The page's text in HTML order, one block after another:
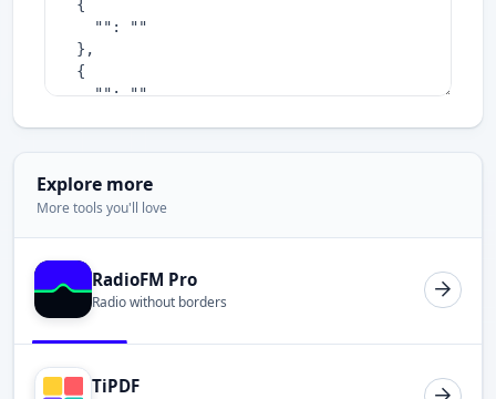
Explore more
More tools you'll love
RadioFM Pro
Radio without borders
TiPDF